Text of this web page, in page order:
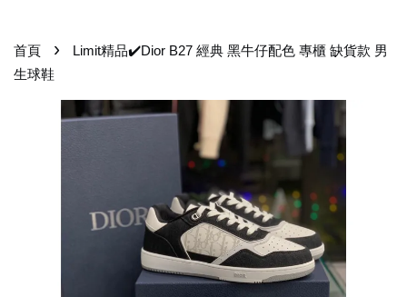
首頁 ›
Limit精品✔️Dior B27 經典 黑牛仔配色 專櫃 缺貨款 男
生球鞋